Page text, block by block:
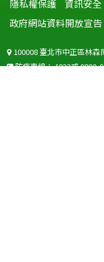
隱私權保護 資訊安全
政府網站資料開放宣告
100008 臺北市中正區林森
防疫專線：1922或0800-